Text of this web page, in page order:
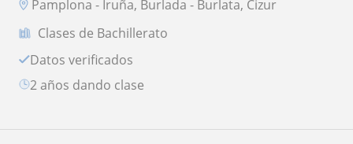
Pamplona - Iruña, Burlada - Burlata, Cizur
Clases de Bachillerato
Datos verificados
2 años dando clase